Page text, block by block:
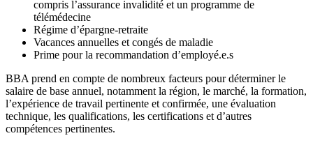
compris l’assurance invalidité et un programme de
télémédecine
Régime d’épargne-retraite
Vacances annuelles et congés de maladie
Prime pour la recommandation d’employé.e.s
BBA prend en compte de nombreux facteurs pour déterminer le
salaire de base annuel, notamment la région, le marché, la formation,
l’expérience de travail pertinente et confirmée, une évaluation
technique, les qualifications, les certifications et d’autres
compétences pertinentes.